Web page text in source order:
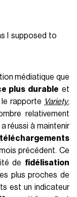
I supposed to
médiatique que
plus durable et
rapporte Variety,
relativement
réussi à maintenir
précédent. Ce
de fidélisation
plus proches de
est un indicateur